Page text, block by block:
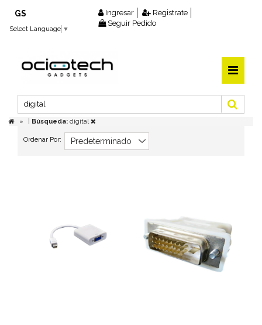
GS
Select Language ▼
Ingresar
Registrate
Seguir Pedido
Búsqueda: digital
Ordenar Por: